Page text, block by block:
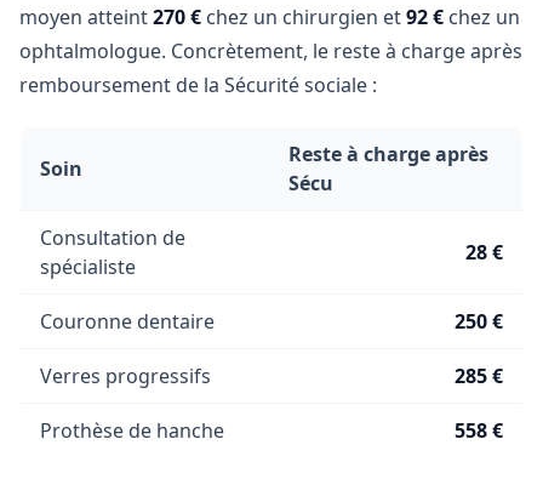
moyen atteint270 € chez un chirurgien et92 € chez un
ophtalmologue. Concrètement, le reste à charge après
remboursement de la Sécurité sociale :
Soin
Reste à charge après
Sécu
Consultation de
spécialiste
28 €
Couronne dentaire 250 €
Verres progressifs 285 €
Prothèse de hanche 558 €